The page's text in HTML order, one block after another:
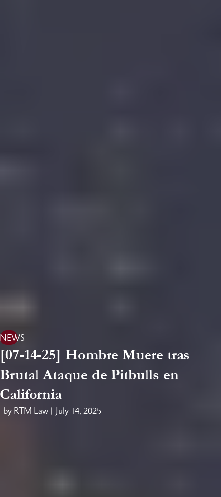
NEWS
[07-14-25] Hombre Muere tras
Brutal Ataque de Pitbulls en
California
by RTM Law | July 14, 2025